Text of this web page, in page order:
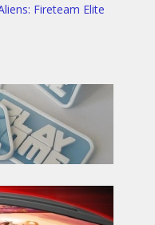
Fireteam Elite